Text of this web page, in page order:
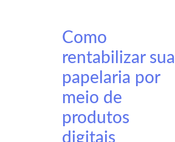
Como
rentabilizar sua
papelaria por
meio de
produtos
digitais